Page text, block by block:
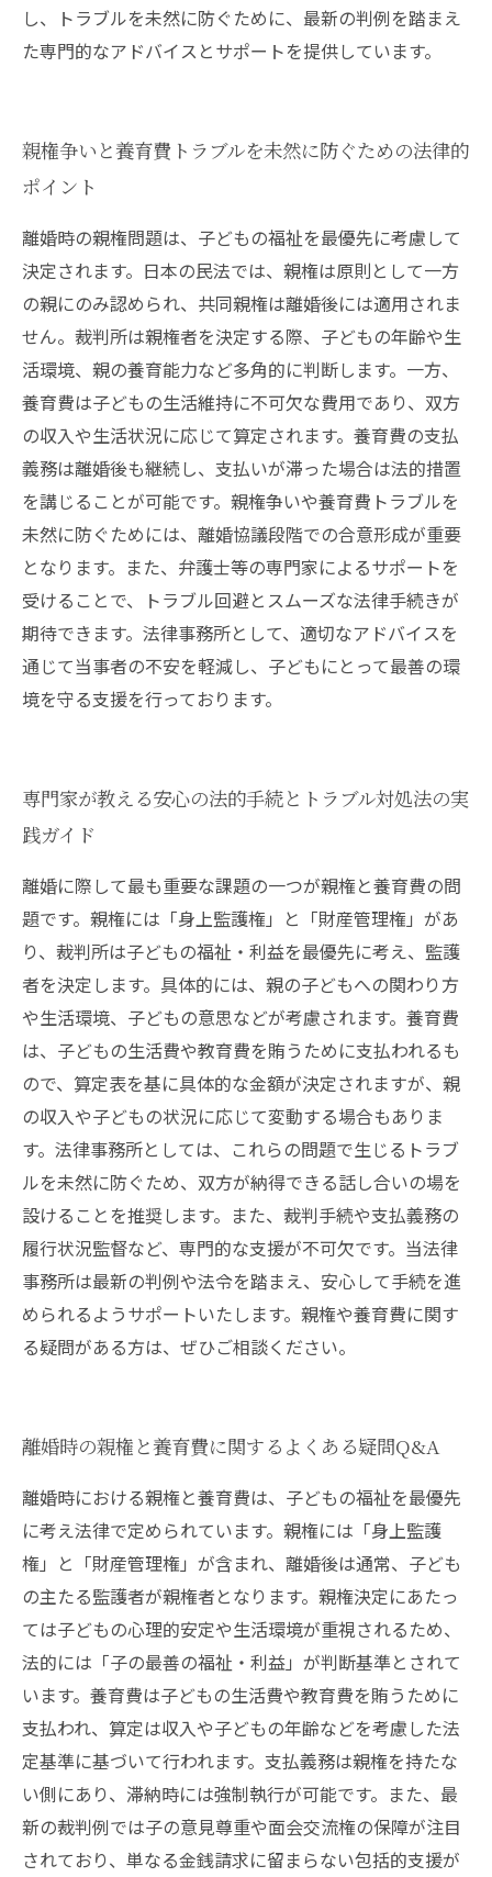
し、トラブルを未然に防ぐために、最新の判例を踏まえ
た専門的なアドバイスとサポートを提供しています。
親権争いと養育費トラブルを未然に防ぐための法律的
ポイント
離婚時の親権問題は、子どもの福祉を最優先に考慮して
決定されます。日本の民法では、親権は原則として一方
の親にのみ認められ、共同親権は離婚後には適用されま
せん。裁判所は親権者を決定する際、子どもの年齢や生
活環境、親の養育能力など多角的に判断します。一方、
養育費は子どもの生活維持に不可欠な費用であり、双方
の収入や生活状況に応じて算定されます。養育費の支払
義務は離婚後も継続し、支払いが滞った場合は法的措置
を講じることが可能です。親権争いや養育費トラブルを
未然に防ぐためには、離婚協議段階での合意形成が重要
となります。また、弁護士等の専門家によるサポートを
受けることで、トラブル回避とスムーズな法律手続きが
期待できます。法律事務所として、適切なアドバイスを
通じて当事者の不安を軽減し、子どもにとって最善の環
境を守る支援を行っております。
専門家が教える安心の法的手続とトラブル対処法の実
践ガイド
離婚に際して最も重要な課題の一つが親権と養育費の問
題です。親権には「身上監護権」と「財産管理権」があ
り、裁判所は子どもの福祉・利益を最優先に考え、監護
者を決定します。具体的には、親の子どもへの関わり方
や生活環境、子どもの意思などが考慮されます。養育費
は、子どもの生活費や教育費を賄うために支払われるも
ので、算定表を基に具体的な金額が決定されますが、親
の収入や子どもの状況に応じて変動する場合もありま
す。法律事務所としては、これらの問題で生じるトラブ
ルを未然に防ぐため、双方が納得できる話し合いの場を
設けることを推奨します。また、裁判手続や支払義務の
履行状況監督など、専門的な支援が不可欠です。当法律
事務所は最新の判例や法令を踏まえ、安心して手続を進
められるようサポートいたします。親権や養育費に関す
る疑問がある方は、ぜひご相談ください。
離婚時の親権と養育費に関するよくある疑問Q&A
離婚時における親権と養育費は、子どもの福祉を最優先
に考え法律で定められています。親権には「身上監護
権」と「財産管理権」が含まれ、離婚後は通常、子ども
の主たる監護者が親権者となります。親権決定にあたっ
ては子どもの心理的安定や生活環境が重視されるため、
法的には「子の最善の福祉・利益」が判断基準とされて
います。養育費は子どもの生活費や教育費を賄うために
支払われ、算定は収入や子どもの年齢などを考慮した法
定基準に基づいて行われます。支払義務は親権を持たな
い側にあり、滞納時には強制執行が可能です。また、最
新の裁判例では子の意見尊重や面会交流権の保障が注目
されており、単なる金銭請求に留まらない包括的支援が